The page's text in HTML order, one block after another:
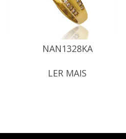
NAN1328KA
LER MAIS